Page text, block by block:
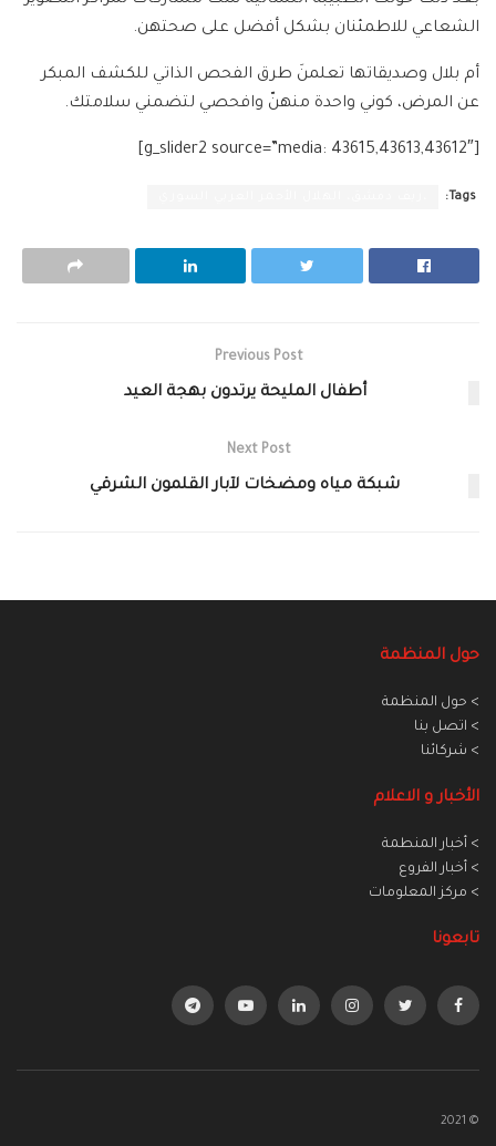
الشعاعي للاطمئنان بشكل أفضل على صحتهن.
أم بلال وصديقاتها تعلمنَ طرق الفحص الذاتي للكشف المبكر
عن المرض، كوني واحدة منهنّ وافحصي لتضمني سلامتك.
[g_slider2 source=”media: 43615,43613,43612″]
Tags:
Previous Post
أطفال المليحة يرتدون بهجة العيد
Next Post
شبكة مياه ومضخات لآبار القلمون الشرقي
حول المنظمة
> حول المنظمة
> اتصل بنا
> شركائنا
الأخبار و الاعلام
> أخبار المنطمة
> أخبار الفروع
> مركز المعلومات
تابعونا
© 2021